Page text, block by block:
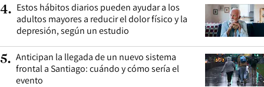
4. Estos hábitos diarios pueden ayudar a los
adultos mayores a reducir el dolor físico y la
depresión, según un estudio
5. Anticipan la llegada de un nuevo sistema
frontal a Santiago: cuándo y cómo sería el
evento